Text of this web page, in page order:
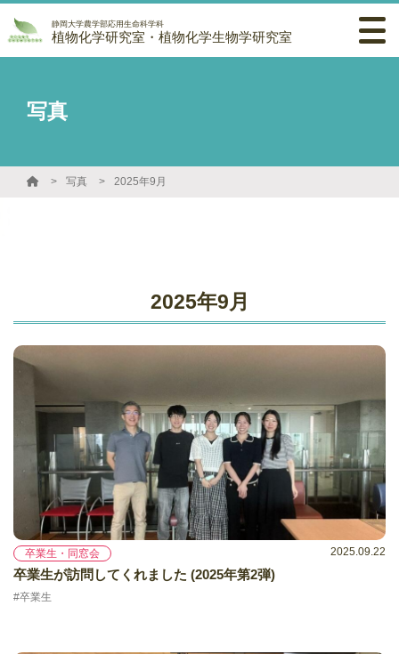
静岡大学農学部応用生命科学科
植物化学研究室・植物化学生物学研究室
写真
写真 2025年9月
2025年9月
卒業生・同窓会 2025.09.22
卒業生が訪問してくれました (2025年第2弾)
#卒業生